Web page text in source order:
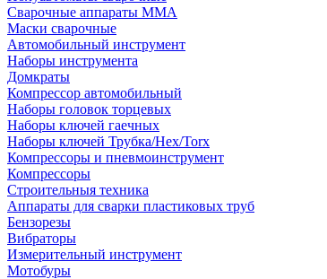
Сварочные аппараты ММА
Маски сварочные
Автомобильный инструмент
Наборы инструмента
Домкраты
Компрессор автомобильный
Наборы головок торцевых
Наборы ключей гаечных
Наборы ключей Трубка/Hex/Torx
Компрессоры и пневмоинструмент
Компрессоры
Строительныя техника
Аппараты для сварки пластиковых труб
Бензорезы
Вибраторы
Измерительный инструмент
Мотобуры